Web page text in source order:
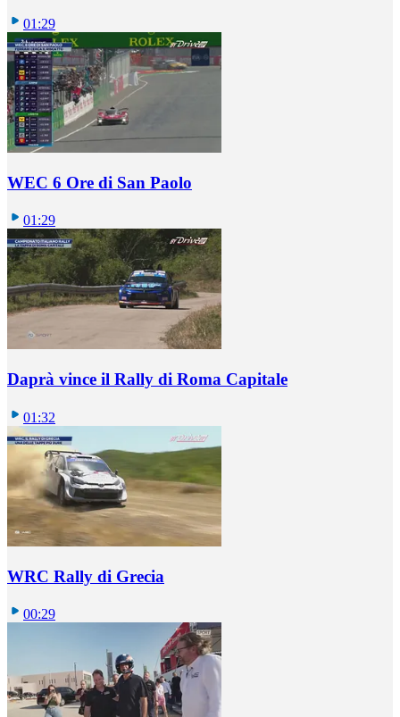
01:29
WEC 6 Ore di San Paolo
01:29
Daprà vince il Rally di Roma Capitale
01:32
WRC Rally di Grecia
00:29